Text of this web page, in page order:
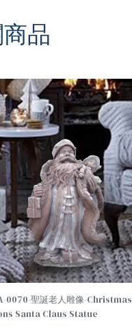
品
0070-聖誕老人雕像-Christmas
Santa Claus Statue